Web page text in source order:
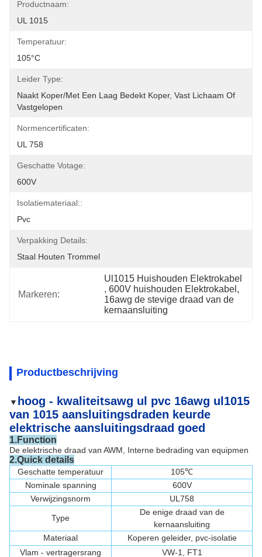
Productnaam:
UL 1015
Temperatuur:
105°C
Leider Type:
Naakt Koper/Met Een Laag Bedekt Koper, Vast Lichaam Of
Vastgelopen
Normencertificaten:
UL 758
Geschatte Votage:
600V
Isolatiemateriaal::
Pvc
Verpakking Details:
Staal Houten Trommel
Markeren:
Ul1015 Huishouden Elektrokabel
, 600V huishouden Elektrokabel ,
16awg de stevige draad van de
kernaansluiting
Productbeschrijving
▼ hoog - kwaliteitsawg ul pvc 16awg ul1015
van 1015 aansluitingsdraden keurde
elektrische aansluitingsdraad goed
1.Function
De elektrische draad van AWM, Interne bedrading van equipmen
2.Quick details
Geschatte temperatuur
105℃
Nominale spanning
600V
Verwijzingsnorm
UL758
Type
De enige draad van de
kernaansluiting
Materiaal
Koperen geleider, pvc-isolatie
Vlam - vertragersrang
VW-1, FT1